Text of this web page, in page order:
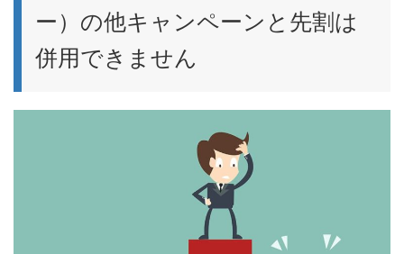
ー）の他キャンペーンと先割は
併用できません